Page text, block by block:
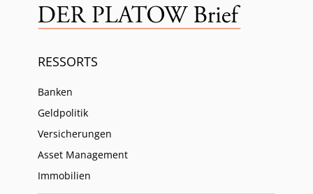
RESSORTS
Banken
Geldpolitik
Versicherungen
Asset Management
Immobilien